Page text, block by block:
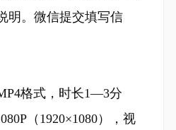
明。微信提交填写信
格式，时长1—3分
（1920×1080），视